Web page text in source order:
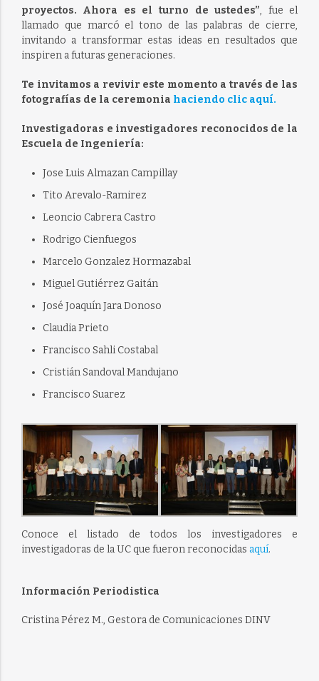
proyectos. Ahora es el turno de ustedes”, fue el
llamado que marcó el tono de las palabras de cierre,
invitando a transformar estas ideas en resultados que
inspiren a futuras generaciones.
Te invitamos a revivir este momento a través de las
fotografías de la ceremonia haciendo clic aquí.
Investigadoras e investigadores reconocidos de la
Escuela de Ingeniería:
Jose Luis Almazan Campillay
Tito Arevalo-Ramirez
Leoncio Cabrera Castro
Rodrigo Cienfuegos
Marcelo Gonzalez Hormazabal
Miguel Gutiérrez Gaitán
José Joaquín Jara Donoso
Claudia Prieto
Francisco Sahli Costabal
Cristián Sandoval Mandujano
Francisco Suarez
Conoce el listado de todos los investigadores e
investigadoras de la UC que fueron reconocidas aquí.
Información Periodistica
Cristina Pérez M., Gestora de Comunicaciones DINV